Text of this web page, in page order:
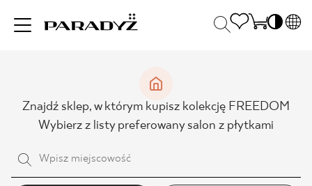
DE
INSPIRACJE
PRODUKTY
Znajdź sklep, w którym kupisz kolekcję FREEDOM
Wybierz z listy preferowany salon z płytkami